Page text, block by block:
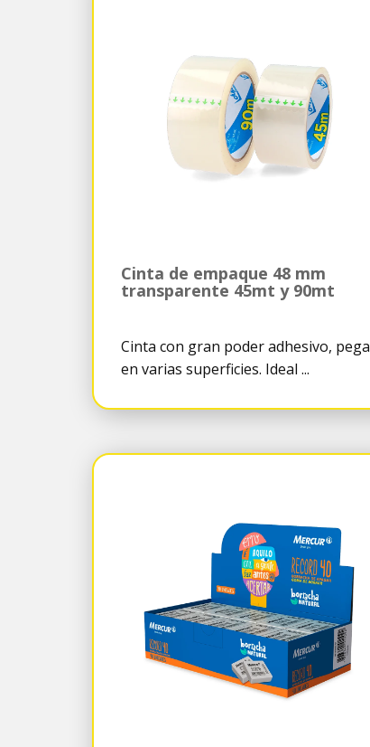
Cinta de empaque 48 mm
transparente 45mt y 90mt
Cinta con gran poder adhesivo, pega
en varias superficies. Ideal ...